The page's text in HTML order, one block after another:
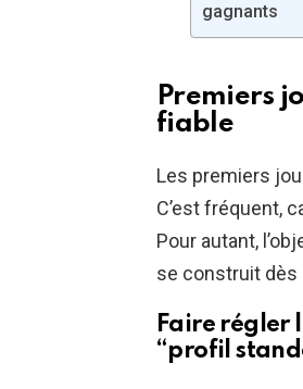
gagnants
Premiers
fiable
Les premiers
C’est fréquent,
Pour autant,
se construit dès
Faire régler
“profil